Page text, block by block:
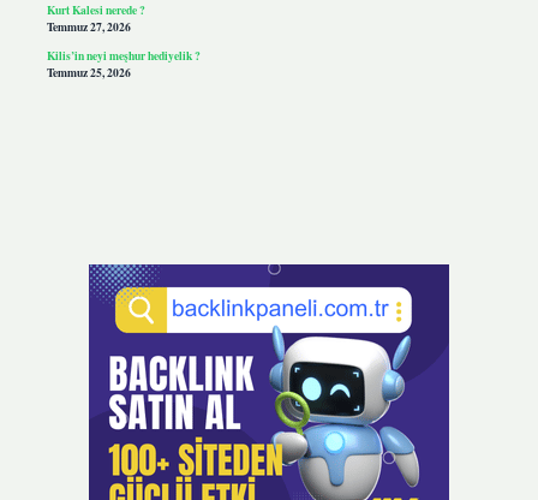
Kurt Kalesi nerede ?
Temmuz 27, 2026
Kilis’in neyi meşhur hediyelik ?
Temmuz 25, 2026